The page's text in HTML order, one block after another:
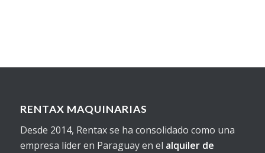
RENTAX MAQUINARIAS
Desde 2014, Rentax se ha consolidado como una
empresa líder en Paraguay en el alquiler de